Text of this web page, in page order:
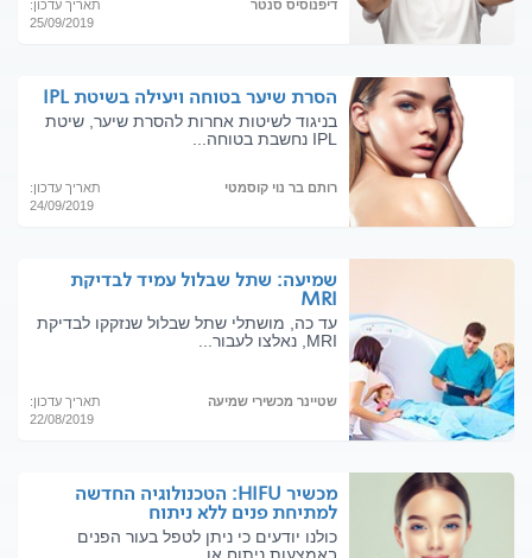
דיפנוסיס סנטר
תאריך עדכון:
25/09/2019
הסרת שיער בטוחה ויעילה בשיטת IPL
בניגוד לשיטות אחרות להסרת שיער, שיטת
IPL נחשבת בטוחה...
רותם בר נוי קוסמטי
תאריך עדכון:
24/09/2019
שמיעה: שתל שבלול עמיד לבדיקת
MRI
עד כה, מושתלי שתל שבלול שנזקקו לבדיקת
MRI, נאלצו לעבור...
שטיינר מכשירי שמיעה
תאריך עדכון:
22/08/2019
מכשיר HIFU: הטכנולוגיה החדשה
למתיחת פנים ללא ניתוח
כולנו יודעים כי ניתן לטפל בעור הפנים